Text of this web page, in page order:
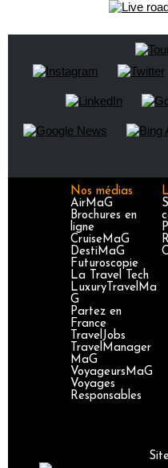
Nos médias
AirMaG
Brochures en
ligne
CruiseMaG
DestiMaG
Futuroscopie
La Travel Tech
LuxuryTravelMa
G
Partez en
France
TravelJobs
TravelManager
MaG
VoyageursMaG
Voyages
Responsables